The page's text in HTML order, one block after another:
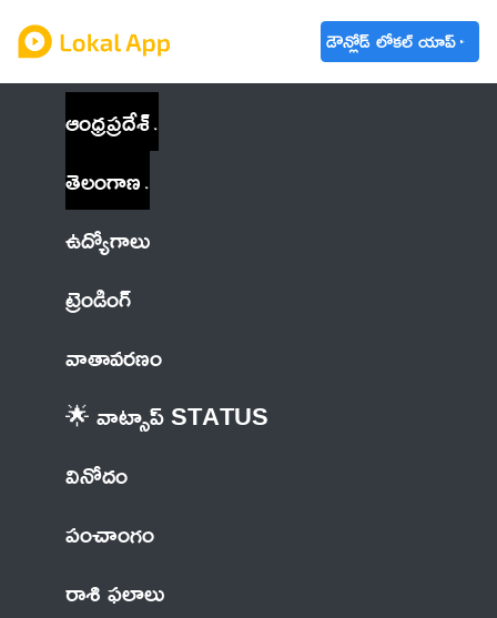
డౌన్లోడ్ లోకల్ యాప్
ఆంధ్రప్రదేశ్
తెలంగాణ
ఉద్యోగాలు
ట్రెండింగ్
వాతావరణం
🌟 వాట్సాప్ STATUS
వినోదం
పంచాంగం
రాశి ఫలాలు